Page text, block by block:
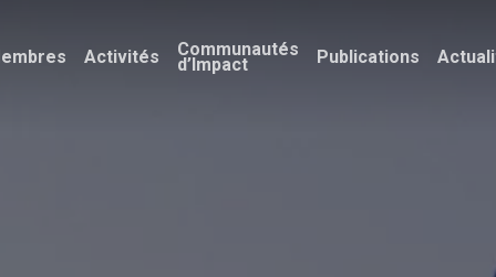
Activités Communautés
d’Impact Publications